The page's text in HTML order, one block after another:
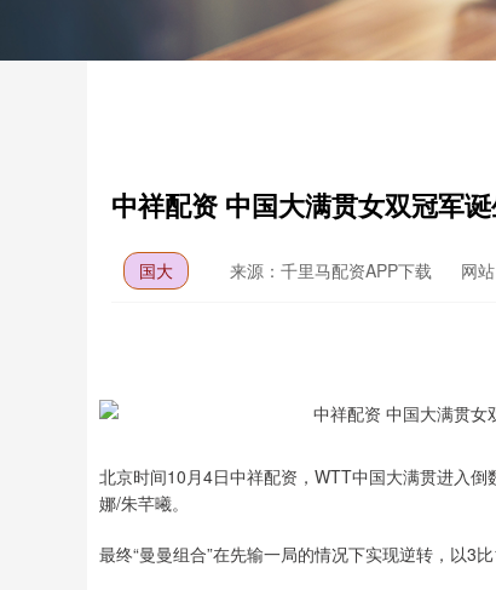
中祥配资 中国大满贯女双冠军
国大 来源：千里马配资APP下载 网
北京时间10月4日中祥配资，WTT中国大满贯进入
娜/朱芊曦。
最终“曼曼组合”在先输一局的情况下实现逆转，以3